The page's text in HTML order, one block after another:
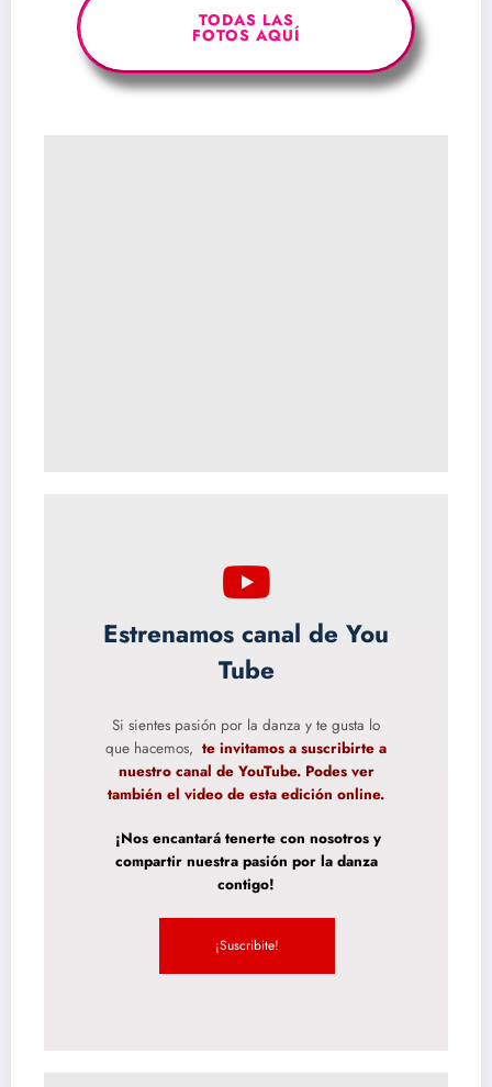
TODAS LAS
FOTOS AQUÍ
Estrenamos canal de You
Tube
Si sientes pasión por la danza y te gusta lo
que hacemos, te invitamos a suscribirte a
nuestro canal de YouTube. Podes ver
también el video de esta edición online.
¡Nos encantará tenerte con nosotros y
compartir nuestra pasión por la danza
contigo!
¡Suscribite!